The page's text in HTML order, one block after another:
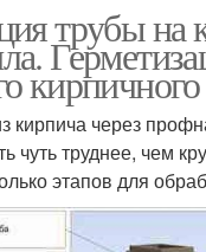
трубы
кирпича через
чуть труднее, чем
этапов для